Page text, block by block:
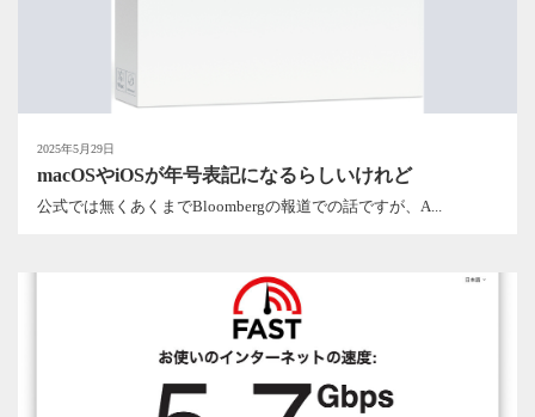
2025年5月29日
macOSやiOSが年号表記になるらしいけれど
公式では無くあくまでBloombergの報道での話ですが、A...